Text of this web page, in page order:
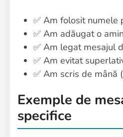
✅ Am folosit numele
✅ Am adăugat o
✅ Am legat mesajul
✅ Am evitat
✅ Am scris de mână
Exemple de
specifice